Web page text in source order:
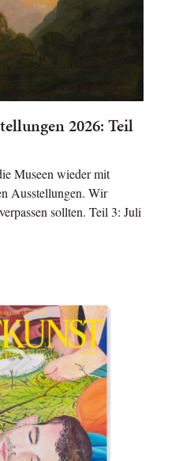
2026: Teil
Museen wieder mit
Ausstellungen. Wir
sollten. Teil 3: Juli